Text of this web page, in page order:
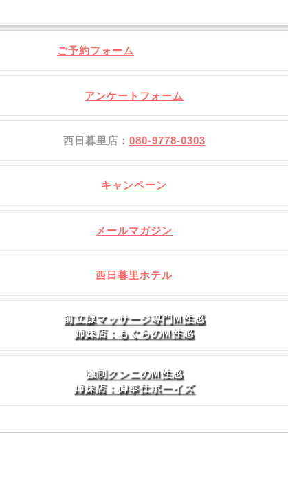
ご予約フォーム
アンケートフォーム
西日暮里店： 080-9778-0303
キャンペーン
メールマガジン
西日暮里ホテル
前立腺マッサージ専門M性感
姉妹店：もぐらのM性感
強制クンニのM性感
姉妹店：御奉仕ボーイズ